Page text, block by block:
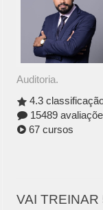
Auditoria.
4.3
15489
67 cursos
VAI